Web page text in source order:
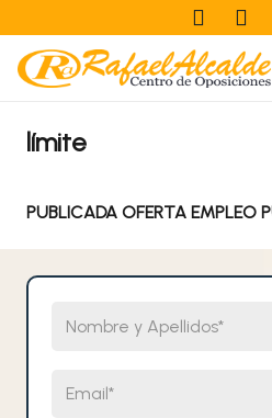
límite
PUBLICADA OFERTA EMPLEO